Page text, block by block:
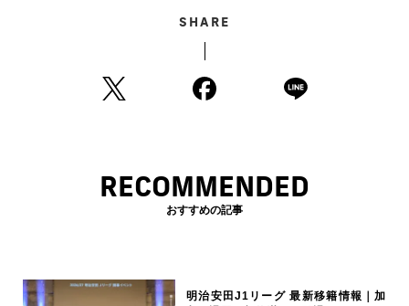
SHARE
RECOMMENDED
おすすめの記事
明治安田J1リーグ 最新移籍情報｜加